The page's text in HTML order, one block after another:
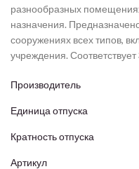
разнообразных
назначения.
сооружениях всех типов,
учреждения.
Производитель
Единица отпуска
Кратность отпуска
Артикул